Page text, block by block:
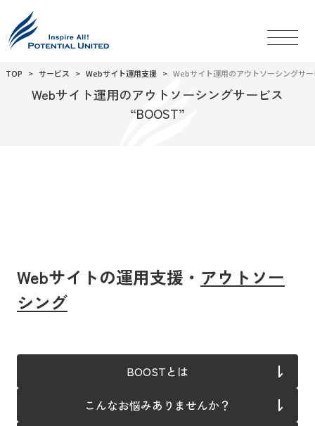
TOP サービス Webサイト運用支援 Webサイト運用のアウトソーシングサ
Webサイト運用のアウトソーシングサービス
“BOOST”
Webサイトの運用支援・ アウトソー
シング
BOOSTとは
こんなお悩みありませんか？